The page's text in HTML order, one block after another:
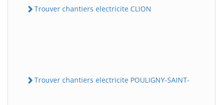
Trouver chantiers electricite CLION
Trouver chantiers electricite POULIGNY-SAINT-